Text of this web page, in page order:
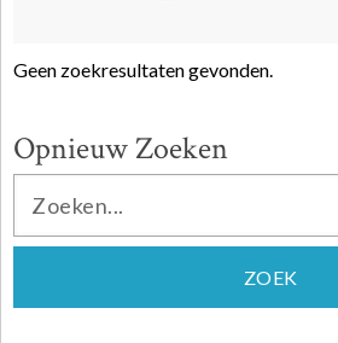
Geen zoekresultaten gevonden.
Opnieuw Zoeken